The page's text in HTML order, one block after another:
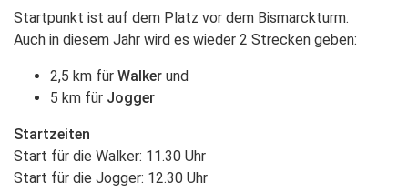
Startpunkt ist auf dem Platz vor dem Bismarckturm.
Auch in diesem Jahr wird es wieder 2 Strecken geben:
2,5 km für Walker und
5 km für Jogger
Startzeiten
Start für die Walker: 11.30 Uhr
Start für die Jogger: 12.30 Uhr